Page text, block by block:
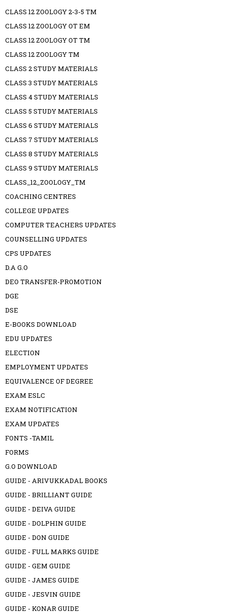
CLASS 12 ZOOLOGY 2-3-5 TM
CLASS 12 ZOOLOGY OT EM
CLASS 12 ZOOLOGY OT TM
CLASS 12 ZOOLOGY TM
CLASS 2 STUDY MATERIALS
CLASS 3 STUDY MATERIALS
CLASS 4 STUDY MATERIALS
CLASS 5 STUDY MATERIALS
CLASS 6 STUDY MATERIALS
CLASS 7 STUDY MATERIALS
CLASS 8 STUDY MATERIALS
CLASS 9 STUDY MATERIALS
CLASS_12_ZOOLOGY_TM
COACHING CENTRES
COLLEGE UPDATES
COMPUTER TEACHERS UPDATES
COUNSELLING UPDATES
CPS UPDATES
D.A G.O
DEO TRANSFER-PROMOTION
DGE
DSE
E-BOOKS DOWNLOAD
EDU UPDATES
ELECTION
EMPLOYMENT UPDATES
EQUIVALENCE OF DEGREE
EXAM ESLC
EXAM NOTIFICATION
EXAM UPDATES
FONTS -TAMIL
FORMS
G.O DOWNLOAD
GUIDE - ARIVUKKADAL BOOKS
GUIDE - BRILLIANT GUIDE
GUIDE - DEIVA GUIDE
GUIDE - DOLPHIN GUIDE
GUIDE - DON GUIDE
GUIDE - FULL MARKS GUIDE
GUIDE - GEM GUIDE
GUIDE - JAMES GUIDE
GUIDE - JESVIN GUIDE
GUIDE - KONAR GUIDE